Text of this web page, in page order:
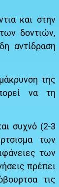
και στην
δοντιών,
αντίδραση
της
να τη
συχνό (2-3
των
των
πρέπει
τις